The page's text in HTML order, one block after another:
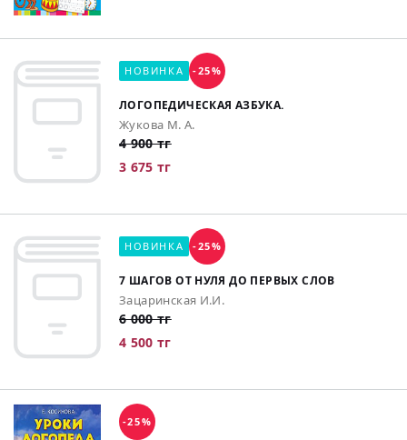
НОВИНКА -25%
ЛОГОПЕДИЧЕСКАЯ АЗБУКА.
Жукова М. А.
4 900 тг
3 675 тг
НОВИНКА -25%
7 ШАГОВ ОТ НУЛЯ ДО ПЕРВЫХ СЛОВ
Зацаринская И.И.
6 000 тг
4 500 тг
-25%